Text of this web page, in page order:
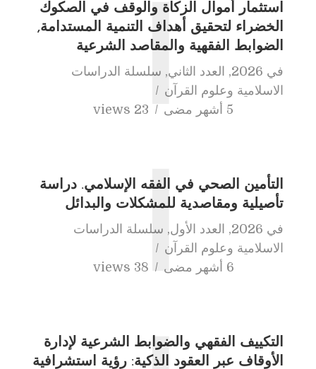
استثمار أموال الزكاة والوقف في الصكوك
الخضراء لتحقيق أهداف التنمية المستدامة,
الضوابط الفقهية والمقاصد الشرعية
في 2026
, العدد الثاني, سلسلة الدراسات
الاسلامية وعلوم القرآن
5 أشهر مضى
23 viewsا
التأمين الصحي في الفقه الإسلامي. دراسة
تأصيلية ومقاصدية للمشكلات والبدائل
في 2026
, العدد الأول, سلسلة الدراسات
الاسلامية وعلوم القرآن
6 أشهر مضى
38 viewsا
التكييف الفقهي والضوابط الشرعية لإدارة
الأوقاف عبر العقود الذكية: رؤية استشرافية